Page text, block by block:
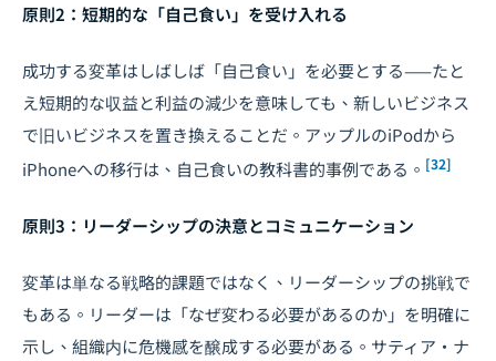
原則2：短期的な「自己食い」を受け入れる
成功する変革はしばしば「自己食い」を必要とする——たと
え短期的な収益と利益の減少を意味しても、新しいビジネス
で旧いビジネスを置き換えることだ。アップルのiPodから
iPhoneへの移行は、自己食いの教科書的事例である。 [32]
原則3：リーダーシップの決意とコミュニケーション
変革は単なる戦略的課題ではなく、リーダーシップの挑戦で
もある。リーダーは「なぜ変わる必要があるのか」を明確に
示し、組織内に危機感を醸成する必要がある。サティア・ナ